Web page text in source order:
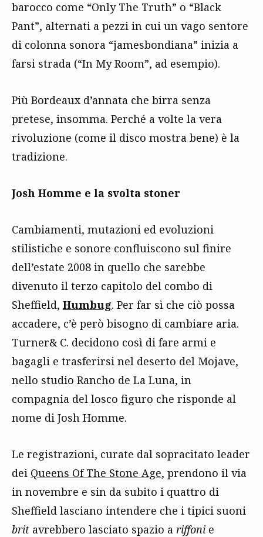
barocco come “Only The Truth” o “Black
Pant”, alternati a pezzi in cui un vago sentore
di colonna sonora “jamesbondiana” inizia a
farsi strada (“In My Room”, ad esempio).
Più Bordeaux d’annata che birra senza
pretese, insomma. Perché a volte la vera
rivoluzione (come il disco mostra bene) è la
tradizione.
Josh Homme e la svolta stoner
Cambiamenti, mutazioni ed evoluzioni
stilistiche e sonore confluiscono sul finire
dell’estate 2008 in quello che sarebbe
divenuto il terzo capitolo del combo di
Sheffield, Humbug. Per far sì che ciò possa
accadere, c’è però bisogno di cambiare aria.
Turner& C. decidono così di fare armi e
bagagli e trasferirsi nel deserto del Mojave,
nello studio Rancho de La Luna, in
compagnia del losco figuro che risponde al
nome di Josh Homme.
Le registrazioni, curate dal sopracitato leader
dei Queens Of The Stone Age, prendono il via
in novembre e sin da subito i quattro di
Sheffield lasciano intendere che i tipici suoni
brit avrebbero lasciato spazio a riffoni e